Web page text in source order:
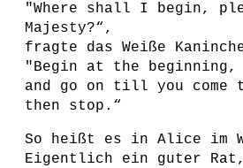
"Where shall I begin,
Majesty?“,
fragte das Weiße
"Begin at the
and go on till you come
then stop.“
So heißt es in Alice im
Eigentlich ein guter